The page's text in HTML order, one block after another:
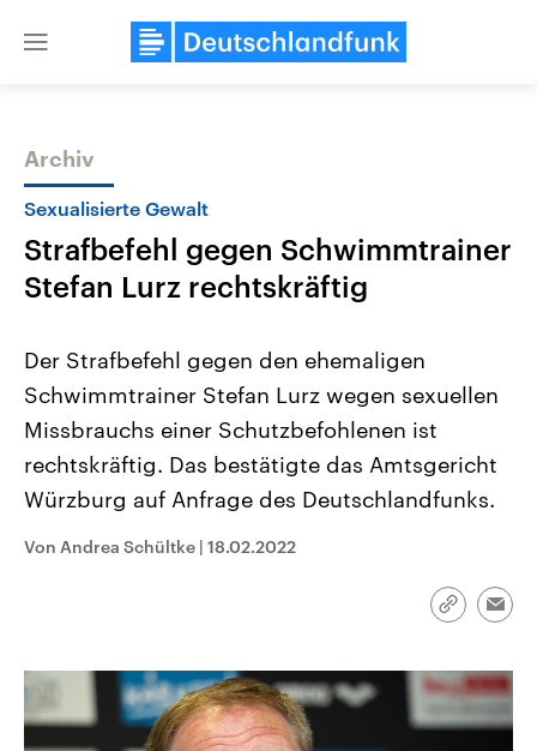
Close
Themen
Landtagswahl Sachsen-Anhalt
2026
Alle Informationen
Sachsen-Anhalt wählt am 6.
September 2026 einen neuen
Landtag. Seit 2021 wird das
CDU, SPD und FDP regiert.-
USA
Aktuelle Beiträge,
Hintergründe
Wirtschaftlich und
gehören die Vereinigten
den mächtigsten Ländern
Audio-Archiv
Archiv
Sexualisierte Gewalt
Strafbefehl gegen Schwimmtrainer
Stefan Lurz rechtskräftig
Der Strafbefehl gegen den ehemaligen
Schwimmtrainer Stefan Lurz wegen sexuellen
Missbrauchs einer Schutzbefohlenen ist
rechtskräftig. Das bestätigte das Amtsgericht
Würzburg auf Anfrage des Deutschlandfunks.
Von Andrea Schültke | 18.02.2022
Link